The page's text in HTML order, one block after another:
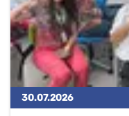
30.07.2026